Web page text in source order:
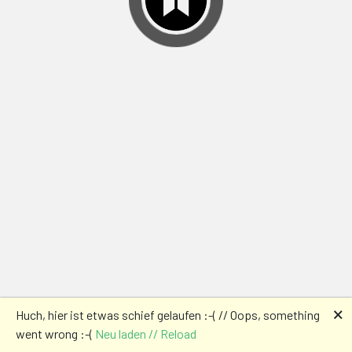
Huch, hier ist etwas schief gelaufen :-( // Oops, something
went wrong :-( Neu laden // Reload
🗙